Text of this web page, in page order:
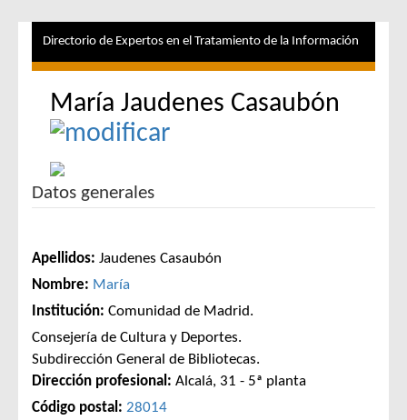
Directorio de Expertos en el Tratamiento de la Información
María Jaudenes Casaubón
Datos generales
Apellidos: Jaudenes Casaubón
Nombre: María
Institución: Comunidad de Madrid.
Consejería de Cultura y Deportes.
Subdirección General de Bibliotecas.
Dirección profesional: Alcalá, 31 - 5ª planta
Código postal: 28014